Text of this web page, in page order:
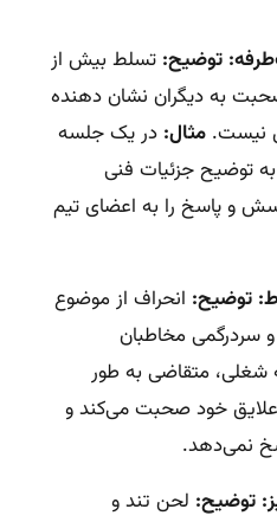
توضیح: تسلط بیش از
به دیگران نشان دهنده
نیست. مثال: در یک جلسه
به توضیح جزئیات فنی
و پاسخ را به اعضای تیم
توضیح: انحراف از موضوع
سردرگمی مخاطبان
متقاضی به طور
خود صحبت می‌کند و
نمی‌دهد.
توضیح: لحن تند و